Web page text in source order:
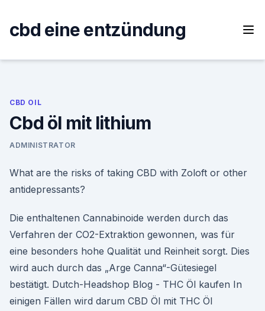
content
cbd eine entzündung
CBD OIL
Cbd öl mit lithium
ADMINISTRATOR
What are the risks of taking CBD with Zoloft or other
antidepressants?
Die enthaltenen Cannabinoide werden durch das
Verfahren der CO2-Extraktion gewonnen, was für
eine besonders hohe Qualität und Reinheit sorgt. Dies
wird auch durch das „Arge Canna“-Gütesiegel
bestätigt. Dutch-Headshop Blog - THC Öl kaufen In
einigen Fällen wird darum CBD Öl mit THC Öl